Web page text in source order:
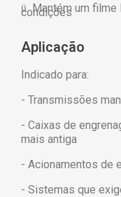
ü Mantém um
condições
Aplicação
Indicado para:
- Transmissões
- Caixas de
mais antiga
- Acionamentos de
- Sistemas que